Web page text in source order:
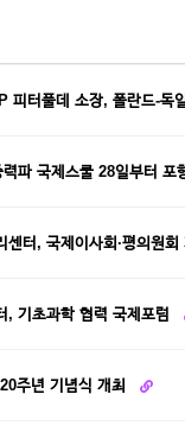
피터풀데 소장, 폴란드-독
파 국제스쿨 28일부터 포
터, 국제이사회·평의원회
, 기초과학 협력 국제포럼
주년 기념식 개최